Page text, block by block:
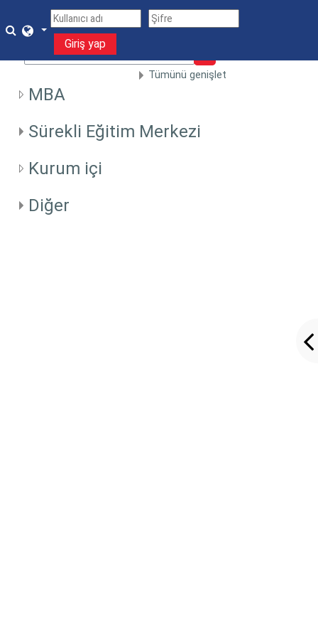
Arama girişini değiştir
Giriş yap
Kursları ara
Kursları ara
Tümünü genişlet
MBA
Sürekli Eğitim Merkezi
Kurum içi
Diğer